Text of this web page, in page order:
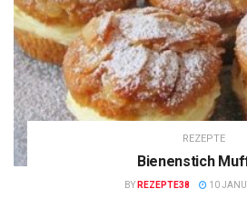
REZEPTE
Bienenstich
BY REZEPTE38 10